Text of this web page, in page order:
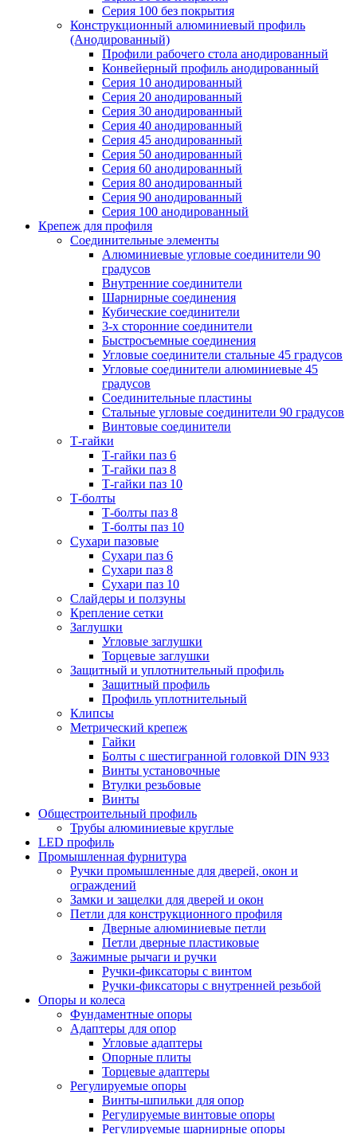
Серия 100 без покрытия
Конструкционный алюминиевый профиль
(Анодированный)
Профили рабочего стола анодированный
Конвейерный профиль анодированный
Серия 10 анодированный
Серия 20 анодированный
Серия 30 анодированный
Серия 40 анодированный
Серия 45 анодированный
Серия 50 анодированный
Серия 60 анодированный
Серия 80 анодированный
Серия 90 анодированный
Серия 100 анодированный
Крепеж для профиля
Соединительные элементы
Алюминиевые угловые соединители 90
градусов
Внутренние соединители
Шарнирные соединения
Кубические соединители
3-х сторонние соединители
Быстросъемные соединения
Угловые соединители стальные 45 градусов
Угловые соединители алюминиевые 45
градусов
Соединительные пластины
Стальные угловые соединители 90 градусов
Винтовые соединители
Т-гайки
Т-гайки паз 6
Т-гайки паз 8
Т-гайки паз 10
Т-болты
Т-болты паз 8
Т-болты паз 10
Сухари пазовые
Сухари паз 6
Сухари паз 8
Сухари паз 10
Слайдеры и ползуны
Крепление сетки
Заглушки
Угловые заглушки
Торцевые заглушки
Защитный и уплотнительный профиль
Защитный профиль
Профиль уплотнительный
Клипсы
Метрический крепеж
Гайки
Болты с шестигранной головкой DIN 933
Винты установочные
Втулки резьбовые
Винты
Общестроительный профиль
Трубы алюминиевые круглые
LED профиль
Промышленная фурнитура
Ручки промышленные для дверей, окон и
ограждений
Замки и защелки для дверей и окон
Петли для конструкционного профиля
Дверные алюминиевые петли
Петли дверные пластиковые
Зажимные рычаги и ручки
Ручки-фиксаторы c винтом
Ручки-фиксаторы c внутренней резьбой
Опоры и колеса
Фундаментные опоры
Адаптеры для опор
Угловые адаптеры
Опорные плиты
Торцевые адаптеры
Регулируемые опоры
Винты-шпильки для опор
Регулируемые винтовые опоры
Регулируемые шарнирные опоры